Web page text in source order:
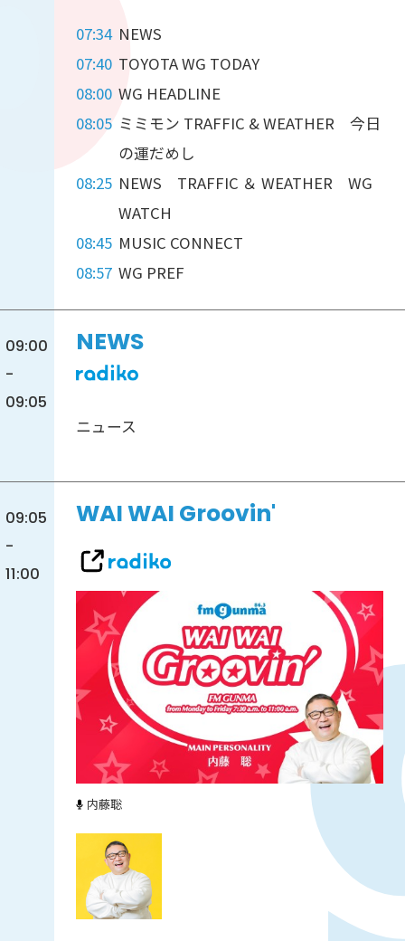
07:34 NEWS
07:40 TOYOTA WG TODAY
08:00 WG HEADLINE
08:05 ミミモン TRAFFIC & WEATHER 今日
の運だめし
08:25 NEWS TRAFFIC ＆ WEATHER WG
WATCH
08:45 MUSIC CONNECT
08:57 WG PREF
09:00
-
09:05
NEWS
ニュース
09:05
-
11:00
WAI WAI Groovin'
内藤聡